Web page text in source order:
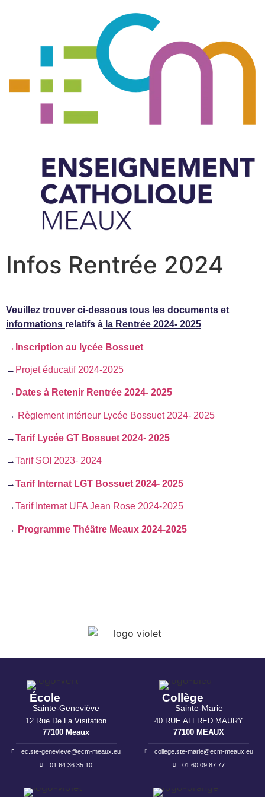
Infos Rentrée 2024
Veuillez trouver ci-dessous tous les documents et
informations relatifs à la Rentrée 2024- 2025
→Inscription au lycée Bossuet
→ Projet éducatif 2024-2025
→ Dates à Retenir Rentrée 2024- 2025
→ Règlement intérieur Lycée Bossuet 2024- 2025
→Tarif Lycée GT Bossuet 2024- 2025
→Tarif SOI 2023- 2024
→Tarif Internat LGT Bossuet 2024- 2025
→Tarif Internat UFA Jean Rose 2024-2025
→ Programme Théâtre Meaux 2024-2025
École
Sainte-Geneviève
12 Rue De La Visitation
77100 Meaux
ec.ste-genevieve@ecm-meaux.eu
01 64 36 35 10
Collège
Sainte-Marie
40 RUE ALFRED MAURY
77100 MEAUX
college.ste-marie@ecm-meaux.eu
01 60 09 87 77